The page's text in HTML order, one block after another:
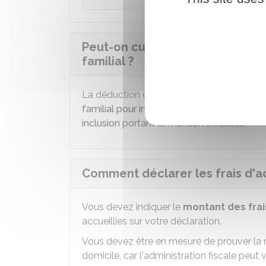
Peut-on cumuler cet avantage
familial ?
La déduction des frais d'accueil ne peut
familial pour invalidité
inclusion portant la mentioninvalidité.
Comment déclarer les frais
Vous devez indiquer le montant des
accueillies sur votre déclaration.
Vous devez être en mesure de prouver
domicile, car l'administration fiscale peut